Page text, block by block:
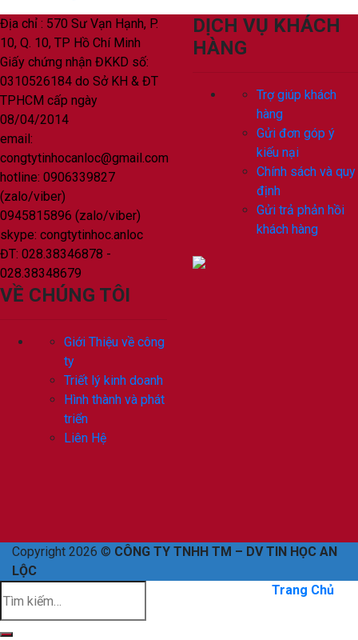
Địa chỉ : 570 Sư Vạn Hạnh, P.
10, Q. 10, TP Hồ Chí Minh
Giấy chứng nhận ĐKKD số:
0310526184 do Sở KH & ĐT
TPHCM cấp ngày
08/04/2014
email:
congtytinhocanloc@gmail.com
hotline: 0906339827
(zalo/viber)
0945815896 (zalo/viber)
skype: congtytinhoc.anloc
ĐT: 028.38346878 -
028.38348679
DỊCH VỤ KHÁCH
HÀNG
Trợ giúp khách
hàng
Gửi đơn góp ý
kiếu nại
Chính sách và quy
định
Gửi trả phản hồi
khách hàng
VỀ CHÚNG TÔI
Giới Thiệu về công
ty
Triết lý kinh doanh
Hình thành và phát
triển
Liên Hệ
Copyright 2026 © CÔNG TY TNHH TM – DV TIN HỌC AN
LỘC
Trang Chủ